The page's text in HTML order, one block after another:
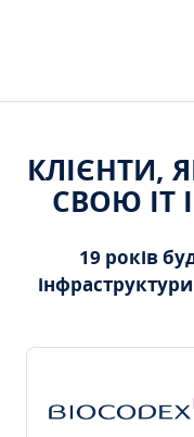
КЛІЄНТИ,
СВОЮ ІТ
19 років